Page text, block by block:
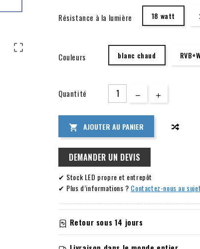

Grâce à la conception intelligente, qui est
sur l'éclairage en quelques clics sur votre
Résistance à la lumière 18 watt
Couleurs blanc chaud
Quantité
 AJOUTER AU PANIER
DEMANDER UN DEVIS
✔ Stock LED propre et entrepôt
✔ Plus d’informations ? Contactez-nous au
Retour sous 14 jours
Informations relatives à la garantie et aux